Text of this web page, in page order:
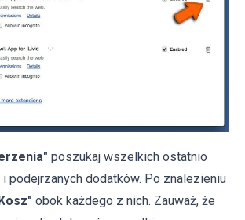
poszukaj wszelkich ostatnio
podejrzanych dodatków. Po znalezieniu
obok każdego z nich. Zauważ, że